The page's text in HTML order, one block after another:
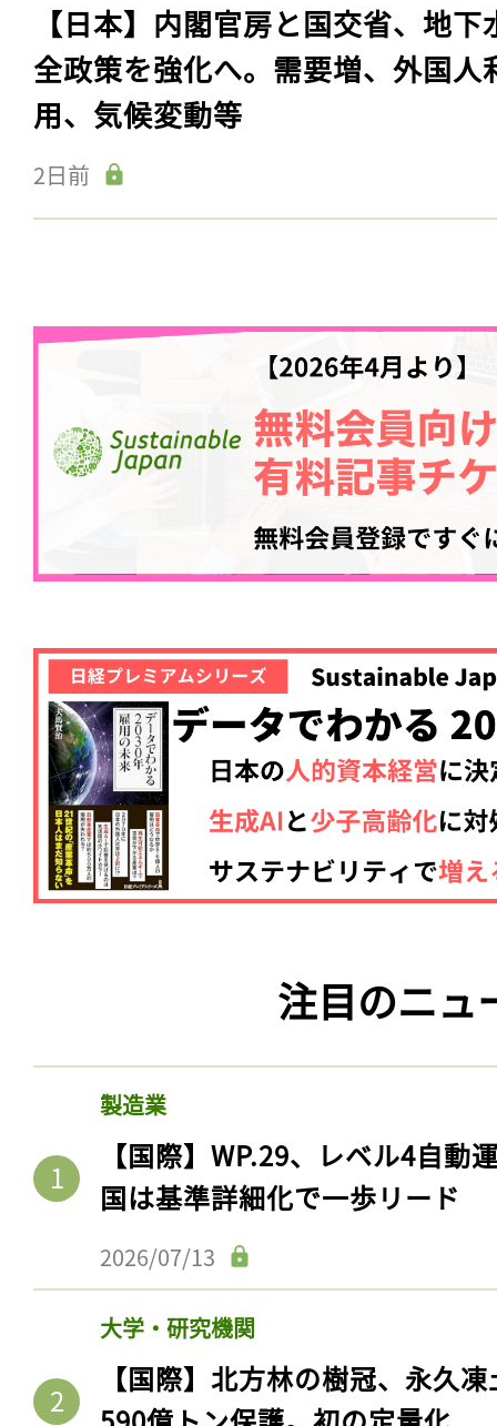
【日本】内閣官房と国交省、地下
全政策を強化へ。需要増、外国人
用、気候変動等
2日前
注目のニュ
製造業
【国際】WP.29、レベル4自動
国は基準詳細化で一歩リード
2026/07/13
大学・研究機関
【国際】北方林の樹冠、永久